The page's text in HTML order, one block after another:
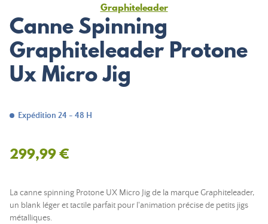
Graphiteleader
Canne Spinning
Graphiteleader Protone
Ux Micro Jig
Expédition 24 - 48 H
299,99 €
La canne spinning Protone UX Micro Jig de la marque Graphiteleader,
un blank léger et tactile parfait pour l'animation précise de petits jigs
métalliques.